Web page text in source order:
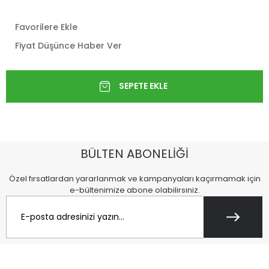
Favorilere Ekle
Fiyat Düşünce Haber Ver
BÜLTEN ABONELİĞİ
Özel fırsatlardan yararlanmak ve kampanyaları kaçırmamak için
e-bültenimize abone olabilirsiniz.